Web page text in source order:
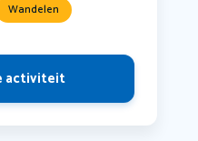
Wandelen
activiteit